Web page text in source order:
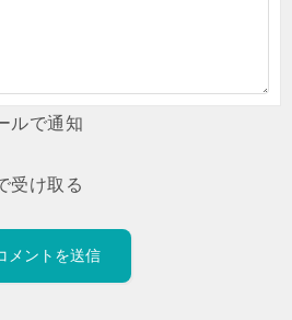
ルで通知
受け取る